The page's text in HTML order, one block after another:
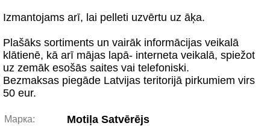
Izmantojams arī, lai pelleti uzvērtu uz āķa.
Plašāks sortiments un vairāk informācijas veikalā
klātienē, kā arī mājas lapā- interneta veikalā, spiežot
uz zemāk esošās saites vai telefoniski.
Bezmaksas piegāde Latvijas teritorijā pirkumiem virs
50 eur.
Марка: Motiļa Satvērējs